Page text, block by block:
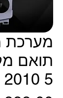
מערכת
תואם
5 2010